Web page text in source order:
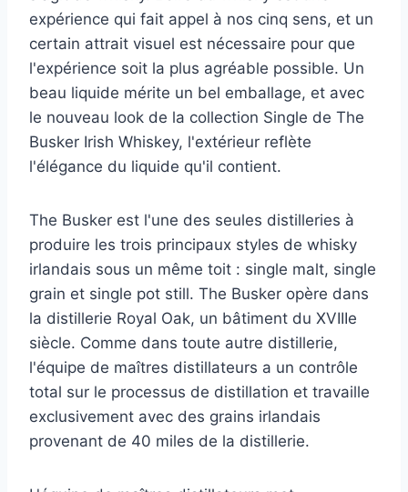
expérience qui fait appel à nos cinq sens, et un
certain attrait visuel est nécessaire pour que
l'expérience soit la plus agréable possible. Un
beau liquide mérite un bel emballage, et avec
le nouveau look de la collection Single de The
Busker Irish Whiskey, l'extérieur reflète
l'élégance du liquide qu'il contient.
The Busker est l'une des seules distilleries à
produire les trois principaux styles de whisky
irlandais sous un même toit : single malt, single
grain et single pot still. The Busker opère dans
la distillerie Royal Oak, un bâtiment du XVIIIe
siècle. Comme dans toute autre distillerie,
l'équipe de maîtres distillateurs a un contrôle
total sur le processus de distillation et travaille
exclusivement avec des grains irlandais
provenant de 40 miles de la distillerie.